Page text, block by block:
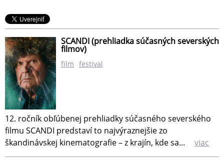
SCANDI (prehliadka súčasných severských
filmov)
film festival
12. ročník obľúbenej prehliadky súčasného severského
filmu SCANDI predstaví to najvýraznejšie zo
škandinávskej kinematografie – z krajín, kde sa...
viac